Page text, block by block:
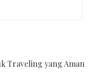
Traveling yang Aman